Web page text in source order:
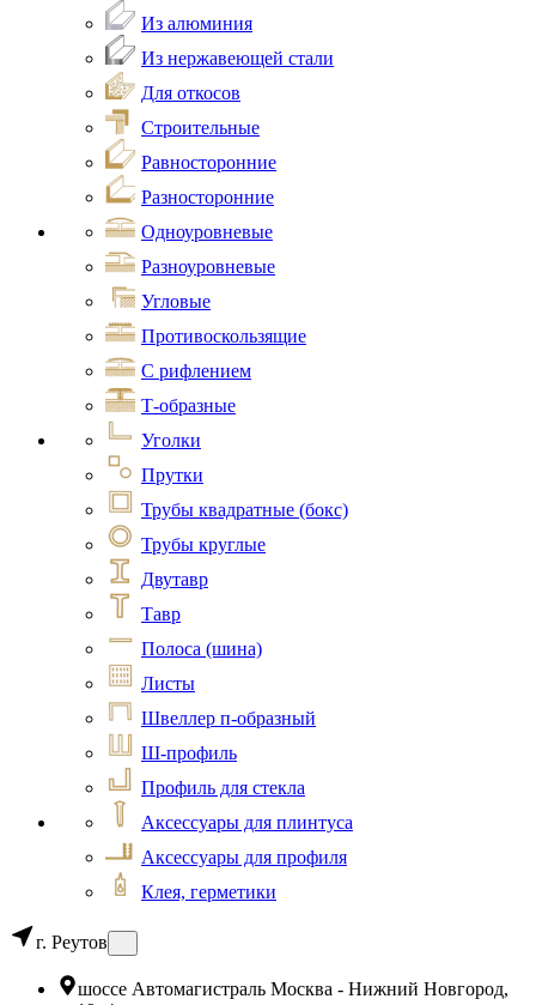
Из алюминия
Из нержавеющей стали
Для откосов
Строительные
Равносторонние
Разносторонние
Одноуровневые
Разноуровневые
Угловые
Противоскользящие
С рифлением
Т-образные
Уголки
Прутки
Трубы квадратные (бокс)
Трубы круглые
Двутавр
Тавр
Полоса (шина)
Листы
Швеллер п-образный
Ш-профиль
Профиль для стекла
Аксессуары для плинтуса
Аксессуары для профиля
Клея, герметики
г. Реутов
шоссе Автомагистраль Москва - Нижний Новгород,